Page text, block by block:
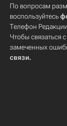
По вопросам
воспользуйтесь
Телефон
Чтобы связаться
замеченных
связи.